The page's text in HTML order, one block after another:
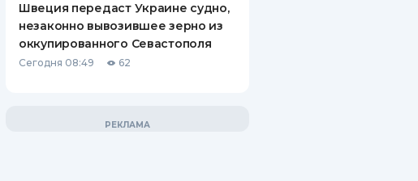
Швеция передаст Украине судно,
незаконно вывозившее зерно из
оккупированного Севастополя
Сегодня 08:49 62